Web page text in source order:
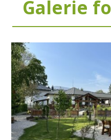
Galerie